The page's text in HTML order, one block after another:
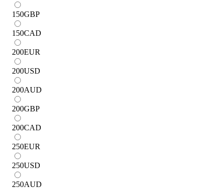
150GBP
150CAD
200EUR
200USD
200AUD
200GBP
200CAD
250EUR
250USD
250AUD